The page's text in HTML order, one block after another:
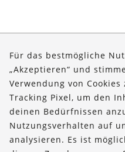
Über uns
Bestellungen
Kontakt & Hilfe
Für das bestmögliche
„Akzeptieren“ und
Verwendung von
Tracking Pixel, um den
deinen Bedürfnissen
Nutzungsverhalten auf
analysieren. Es ist